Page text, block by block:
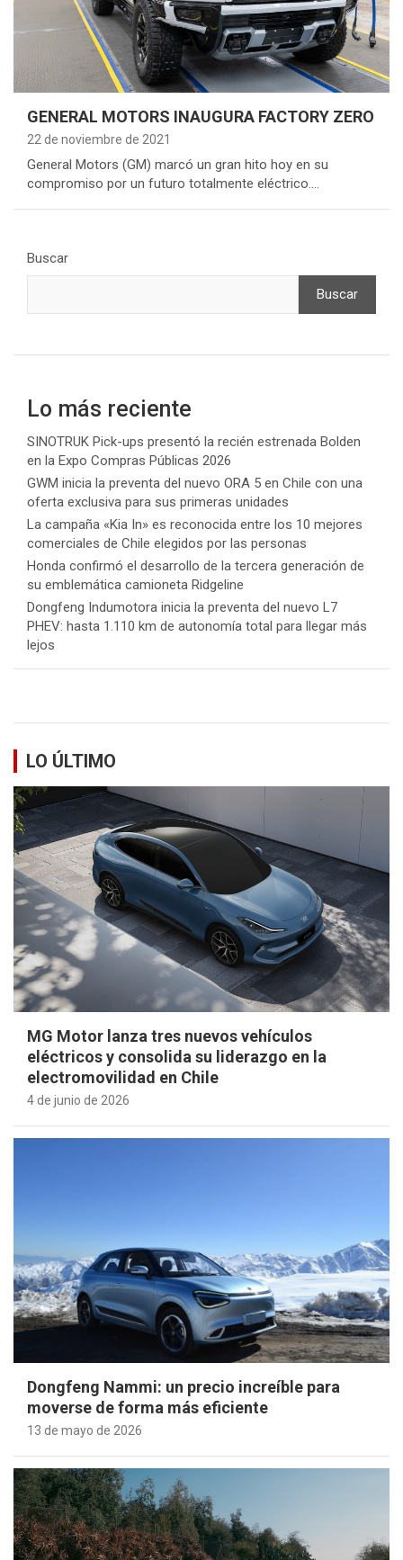
GENERAL MOTORS INAUGURA FACTORY ZERO
22 de noviembre de 2021
General Motors (GM) marcó un gran hito hoy en su
compromiso por un futuro totalmente eléctrico.…
Buscar
Buscar
Lo más reciente
SINOTRUK Pick-ups presentó la recién estrenada Bolden
en la Expo Compras Públicas 2026
GWM inicia la preventa del nuevo ORA 5 en Chile con una
oferta exclusiva para sus primeras unidades
La campaña «Kia In» es reconocida entre los 10 mejores
comerciales de Chile elegidos por las personas
Honda confirmó el desarrollo de la tercera generación de
su emblemática camioneta Ridgeline
Dongfeng Indumotora inicia la preventa del nuevo L7
PHEV: hasta 1.110 km de autonomía total para llegar más
lejos
LO ÚLTIMO
MG Motor lanza tres nuevos vehículos
eléctricos y consolida su liderazgo en la
electromovilidad en Chile
4 de junio de 2026
Dongfeng Nammi: un precio increíble para
moverse de forma más eficiente
13 de mayo de 2026